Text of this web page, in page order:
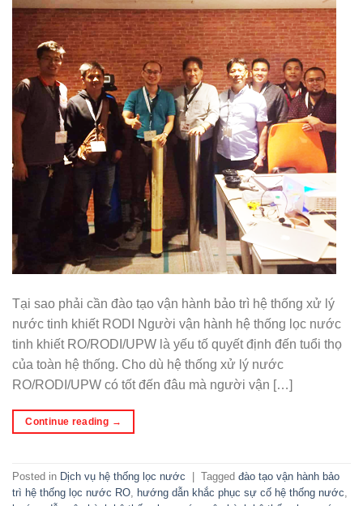
Tại sao phải cần đào tạo vận hành bảo trì hệ thống xử lý
nước tinh khiết RODI Người vận hành hệ thống lọc nước
tinh khiết RO/RODI/UPW là yếu tố quyết định đến tuổi thọ
của toàn hệ thống. Cho dù hệ thống xử lý nước
RO/RODI/UPW có tốt đến đâu mà người vận […]
Continue reading →
Posted in Dịch vụ hệ thống lọc nước Tagged đào tạo vận hành bảo
trì hệ thống lọc nước RO, hướng dẫn khắc phục sự cố hệ thống nước,